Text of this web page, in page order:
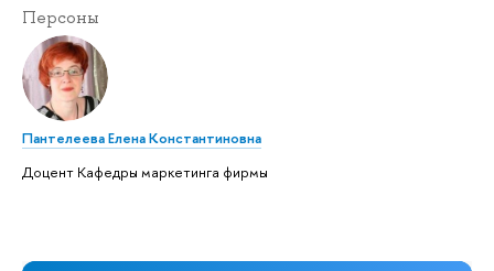
Персоны
Пантелеева Елена Константиновна
Доцент Кафедры маркетинга фирмы